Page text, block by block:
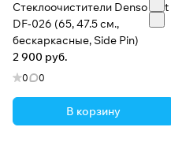
Стеклоочистители Denso Flat
DF-026 (65, 47.5 см.,
бескаркасные, Side Pin)
2 900 руб.
0 0
В корзину